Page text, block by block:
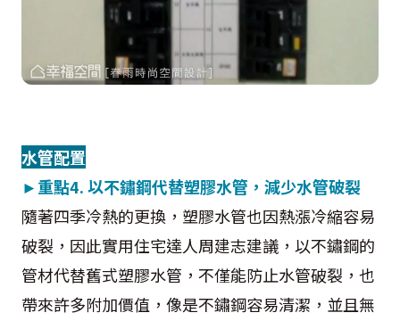
水管配置
►重點4.以不鏽鋼代替塑膠水管，減少水管破裂
隨著四季冷熱的更換，塑膠水管也因熱漲冷縮容易
破裂，因此實用住宅達人周建志建議，以不鏽鋼的
管材代替舊式塑膠水管，不僅能防止水管破裂，也
帶來許多附加價值，像是不鏽鋼容易清潔，並且無